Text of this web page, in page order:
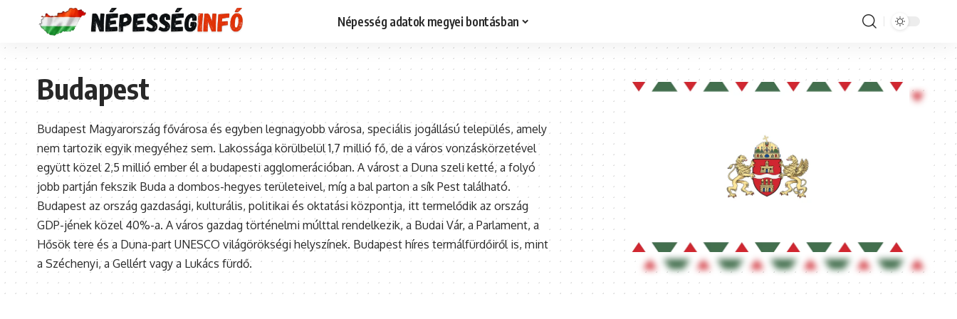
Népesség adatok megyei bontásban
Budapest
Budapest Magyarország fővárosa és egyben legnagyobb városa, speciális jogállású település, amely
nem tartozik egyik megyéhez sem. Lakossága körülbelül 1,7 millió fő, de a város vonzáskörzetével
együtt közel 2,5 millió ember él a budapesti agglomerációban. A várost a Duna szeli ketté, a folyó
jobb partján fekszik Buda a dombos-hegyes területeivel, míg a bal parton a sík Pest található.
Budapest az ország gazdasági, kulturális, politikai és oktatási központja, itt termelődik az ország
GDP-jének közel 40%-a. A város gazdag történelmi múlttal rendelkezik, a Budai Vár, a Parlament, a
Hősök tere és a Duna-part UNESCO világörökségi helyszínek. Budapest híres termálfürdőiről is, mint
a Széchenyi, a Gellért vagy a Lukács fürdő.